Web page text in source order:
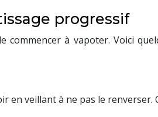
progressif
à vapoter. Voici
en veillant à ne pas le